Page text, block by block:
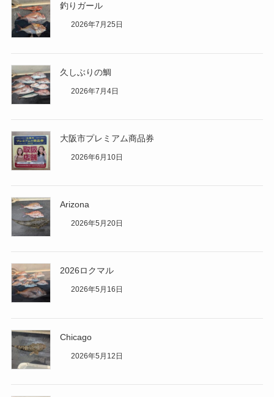
釣りガール
2026年7月25日
久しぶりの鯛
2026年7月4日
大阪市プレミアム商品券
2026年6月10日
Arizona
2026年5月20日
2026ロクマル
2026年5月16日
Chicago
2026年5月12日